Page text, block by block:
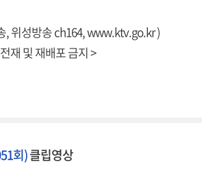
, 위성방송 ch164,www.ktv.go.kr)
재 및 재배포 금지 >
회)클립영상